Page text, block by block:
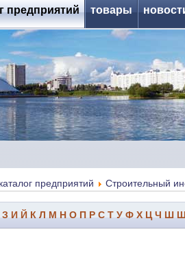
предприятий товары
каталог предприятий Строительный
З И Й К Л М Н О П Р С Т У Ф Х Ц Ч Ш